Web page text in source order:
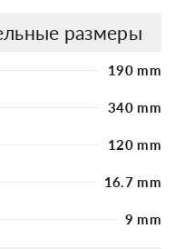
размеры
190 mm
340 mm
120 mm
16.7 mm
9 mm